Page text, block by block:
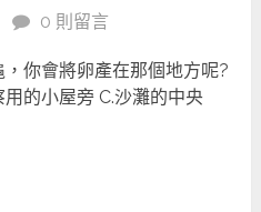
0 則留言
你會將卵產在那個地方呢?
的小屋旁 C.沙灘的中央